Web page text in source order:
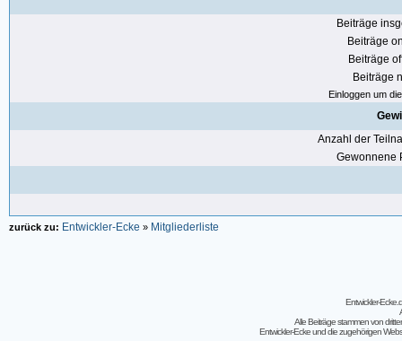
Beiträge
Beiträge
Beiträge
Beiträge
Einloggen um
Anzahl der
Gewonnene
zurück zu: Entwickler-Ecke » Mitgliederliste
Entwickler-
Alle Beiträge stammen von
Entwickler-Ecke und die zugehörigen